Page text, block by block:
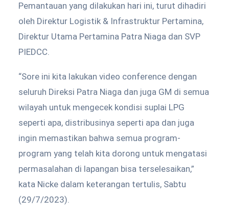
Pemantauan yang dilakukan hari ini, turut dihadiri
oleh Direktur Logistik & Infrastruktur Pertamina,
Direktur Utama Pertamina Patra Niaga dan SVP
PIEDCC.
“Sore ini kita lakukan video conference dengan
seluruh Direksi Patra Niaga dan juga GM di semua
wilayah untuk mengecek kondisi suplai LPG
seperti apa, distribusinya seperti apa dan juga
ingin memastikan bahwa semua program-
program yang telah kita dorong untuk mengatasi
permasalahan di lapangan bisa terselesaikan,”
kata Nicke dalam keterangan tertulis, Sabtu
(29/7/2023).